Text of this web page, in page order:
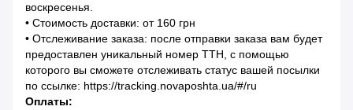
воскресенья.
• Стоимость доставки: от 160 грн
• Отслеживание заказа: после отправки заказа вам будет
предоставлен уникальный номер ТТН, с помощью
которого вы сможете отслеживать статус вашей посылки
по ссылке: https://tracking.novaposhta.ua/#/ru
Оплаты: